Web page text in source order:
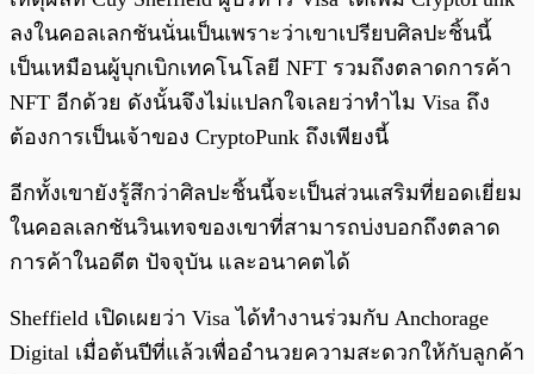
ลงในคอลเลกชันนั่นเป็นเพราะว่าเขาเปรียบศิลปะชิ้นนี้
เป็นเหมือนผู้บุกเบิกเทคโนโลยี NFT รวมถึงตลาดการค้า
NFT อีกด้วย ดังนั้นจึงไม่แปลกใจเลยว่าทำไม Visa ถึง
ต้องการเป็นเจ้าของ CryptoPunk ถึงเพียงนี้
อีกทั้งเขายังรู้สึกว่าศิลปะชิ้นนี้จะเป็นส่วนเสริมที่ยอดเยี่ยม
ในคอลเลกชันวินเทจของเขาที่สามารถบ่งบอกถึงตลาด
การค้าในอดีต ปัจจุบัน และอนาคตได้
Sheffield เปิดเผยว่า Visa ได้ทำงานร่วมกับ Anchorage
Digital เมื่อต้นปีที่แล้วเพื่ออำนวยความสะดวกให้กับลูกค้า